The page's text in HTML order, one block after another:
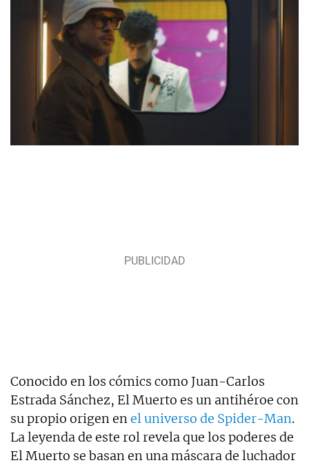
Conocido en los cómics como Juan-Carlos
Estrada Sánchez, El Muerto es un antihéroe con
su propio origen enel universo de Spider-Man.
La leyenda de este rol revela que los poderes de
El Muerto se basan en una máscara de luchador